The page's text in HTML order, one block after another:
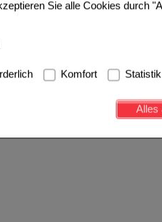
Sie alle Cookies durch
Hierbei handelt es sich um
Navigation, Warenkorb,
werden genutzt um das
Wiedererkennung des
und unser Partnerprogramm zu
Hilfe wir unsere Website weiter
Drittseiten möglichst relevant
z.B. Google oder soziale
Komfort
Alles